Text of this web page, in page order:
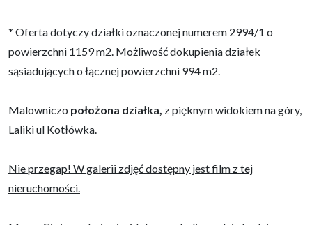
* Oferta dotyczy działki oznaczonej numerem 2994/1 o
powierzchni 1159 m2. Możliwość dokupienia działek
sąsiadujących o łącznej powierzchni 994 m2.
Malowniczo położona działka, z pięknym widokiem na góry,
Laliki ul Kotłówka.
Nie przegap! W galerii zdjęć dostępny jest film z tej
nieruchomości.